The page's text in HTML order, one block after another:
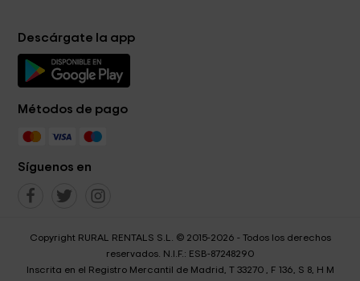
Descárgate la app
Métodos de pago
Síguenos en
Copyright RURAL RENTALS S.L. © 2015-2026 - Todos los derechos
reservados. N.I.F.: ESB-87248290
Inscrita en el Registro Mercantil de Madrid, T 33270 , F 136, S 8, H M